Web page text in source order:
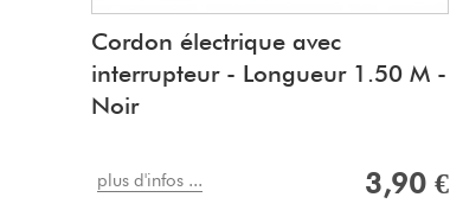
Cordon électrique avec
interrupteur - Longueur 1.50 M -
Noir
plus d'infos ... 3,90 €